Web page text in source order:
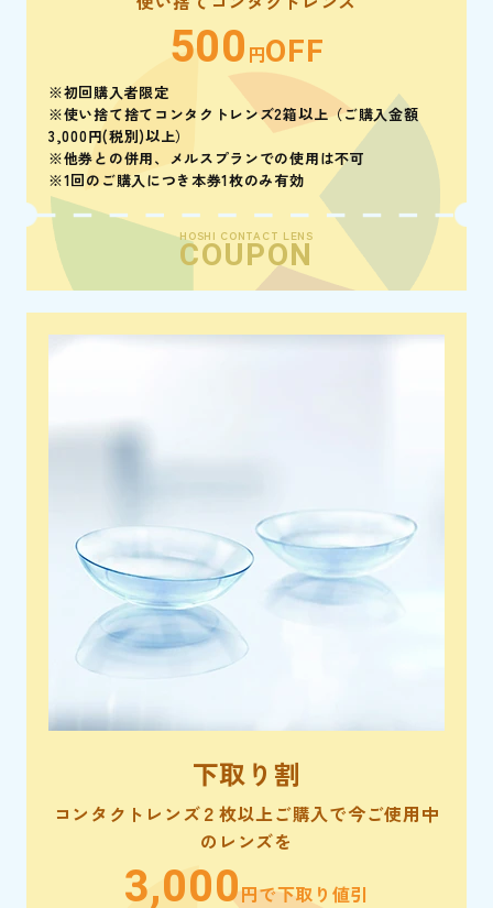
500 円OFF
※初回購入者限定
※使い捨て捨てコンタクトレンズ2箱以上（ご購入金額
3,000円(税別)以上）
※他券との併用、メルスプランでの使用は不可
※1回のご購入につき本券1枚のみ有効
HOSHI CONTACT LENS
COUPON
下取り割
コンタクトレンズ２枚以上ご購入で今ご使用中
のレンズを
3,000円で下取り値引